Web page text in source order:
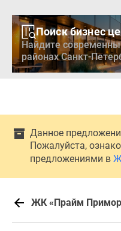
Поиск бизнес
Найдите
районах Санкт-
Данное
Пожалуйста,
предложениями в
ЖК «Прайм